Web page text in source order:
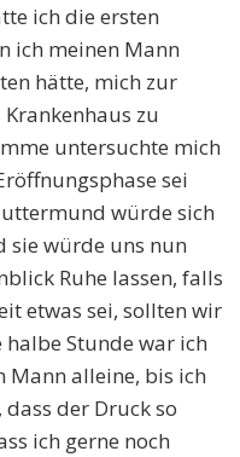
ich die ersten
ich meinen Mann
hätte, mich zur
zu
untersuchte mich
sei
würde sich
sie würde uns nun
Ruhe lassen, falls
etwas sei, sollten wir
halbe Stunde war ich
Mann alleine, bis ich
der Druck so
ich gerne noch